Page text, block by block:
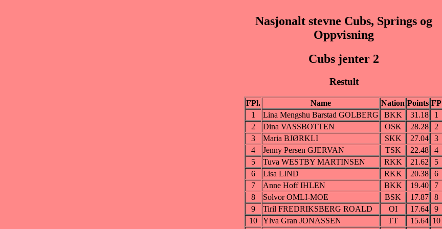
Nasjonalt stevne Cubs, Springs og
Oppvisning
Cubs jenter 2
Restult
FPl. Name Nation Points FP
1
Lina Mengshu Barstad GOLBERG BKK 31.18
1
2
Dina VASSBOTTEN OSK 28.28
2
3
Maria BJØRKLI SKK 27.04
3
4
Jenny Persen GJERVAN TSK 22.48
4
5
Tuva WESTBY MARTINSEN RKK 21.62
5
6
Lisa LIND RKK 20.38
6
7
Anne Hoff IHLEN BKK 19.40
7
8
Solvor OMLI-MOE BSK 17.87
8
9
Tiril FREDRIKSBERG ROALD OI 17.64
9
10
Ylva Gran JONASSEN TT 15.64 10